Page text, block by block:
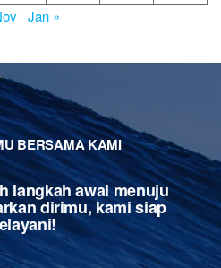
Jan »
BERSAMA KAMI
langkah awal menuju
dirimu, kami siap